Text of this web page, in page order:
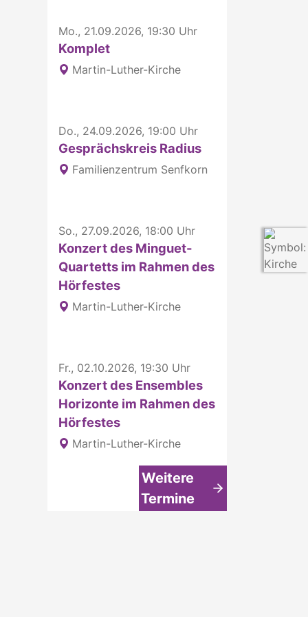
Mo., 21.09.2026, 19:30 Uhr
Komplet
Martin-Luther-Kirche
Do., 24.09.2026, 19:00 Uhr
Gesprächskreis Radius
Familienzentrum Senfkorn
So., 27.09.2026, 18:00 Uhr
Konzert des Minguet-
Quartetts im Rahmen des
Hörfestes
Martin-Luther-Kirche
Fr., 02.10.2026, 19:30 Uhr
Konzert des Ensembles
Horizonte im Rahmen des
Hörfestes
Martin-Luther-Kirche
Weitere
Termine